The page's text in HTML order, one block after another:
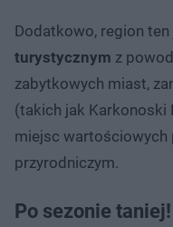
Dodatkowo, region ten
turystycznym z
zabytkowych miast,
(takich jak Karkonoski
miejsc wartościowych
przyrodniczym.
Po sezonie taniej!